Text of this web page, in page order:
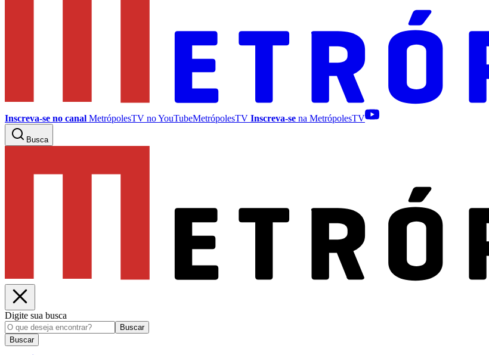
Inscreva-se no canal MetrópolesTV noYouTubeMetrópolesTV Inscreva-se na MetrópolesTV
Busca
Digite sua busca
Buscar
Buscar